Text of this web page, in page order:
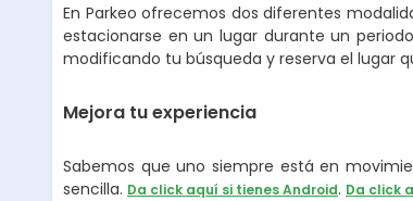
En Parkeo ofrecemos dos diferentes
estacionarse en un lugar durante un
modificando tu búsqueda y reserva el lugar
Mejora tu experiencia
Sabemos que uno siempre está en
sencilla. Da click aquí si tienes Android. Da click